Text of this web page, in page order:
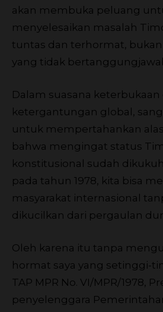
akan membuka peluang
menyelesaikan masalah
tuntas dan terhormat, bukan
yang tidak
Dalam suasana keterbukaan
ketergantungan global,
untuk mempertahankan
bahwa mengingat status
konstitusional sudah
pada tahun 1978, kita bisa
masyarakat internasional
dikucilkan dari pergaulan
Oleh karena itu tanpa
hormat saya yang setinggi-
TAP MPR No. VI/MPR/1978,
penyelenggara